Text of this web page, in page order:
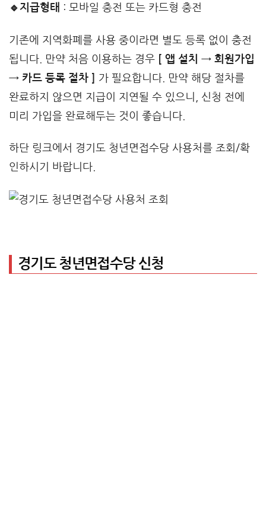
🔹지급형태 : 모바일 충전 또는 카드형 충전
기존에 지역화폐를 사용 중이라면 별도 등록 없이 충전
됩니다. 만약 처음 이용하는 경우
[ 앱 설치 → 회원가입
→ 카드 등록 절차 ] 가 필요합니다. 만약 해당 절차를
완료하지 않으면 지급이 지연될 수 있으니, 신청 전에
미리 가입을 완료해두는 것이 좋습니다.
하단 링크에서 경기도 청년면접수당 사용처를 조회/확
인하시기 바랍니다.
경기도 청년면접수당 신청